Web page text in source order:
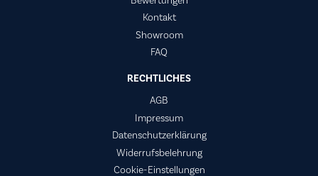
Kontakt
Showroom
FAQ
RECHTLICHES
AGB
Impressum
Datenschutzerklärung
Widerrufsbelehrung
Cookie-Einstellungen